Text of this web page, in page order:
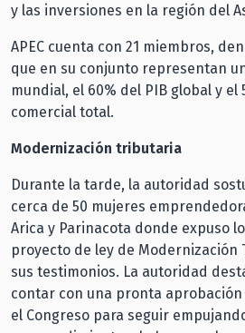
y las inversiones en la región del
APEC cuenta con 21 miembros,
que en su conjunto representan
mundial, el 60% del PIB global y
comercial total.
Modernización tributaria
Durante la tarde, la autoridad
cerca de 50 mujeres
Arica y Parinacota donde expuso
proyecto de ley de Modernización
sus testimonios. La autoridad
contar con una pronta
el Congreso para seguir